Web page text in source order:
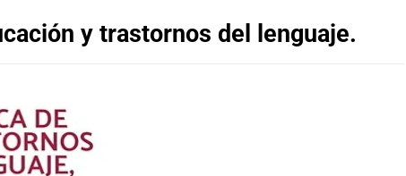
y trastornos del lenguaje.